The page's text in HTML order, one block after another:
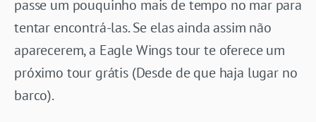
passe um pouquinho mais de tempo no mar para
tentar encontrá-las. Se elas ainda assim não
aparecerem, a Eagle Wings tour te oferece um
próximo tour grátis (Desde de que haja lugar no
barco).